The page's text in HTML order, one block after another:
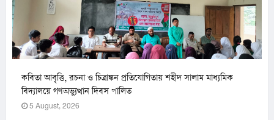
কবিতা আবৃত্তি, রচনা ও চিত্রাঙ্কন প্রতিযোগিতায় শহীদ সালাম মাধ্যমিক
বিদ্যালয়ে গণঅভ্যুত্থান দিবস পালিত
5 August, 2026